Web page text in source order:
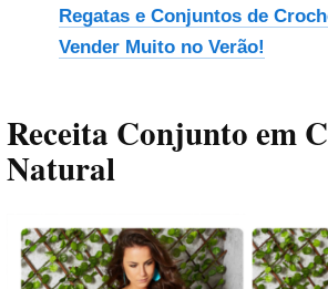
Regatas e Conjuntos de
Vender Muito no Verão!
Receita Conjunto em
Natural